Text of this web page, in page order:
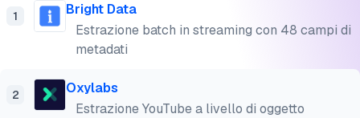
1
Bright Data
Estrazione batch in streaming con 48 campi di
metadati
2
Oxylabs
Estrazione YouTube a livello di oggetto